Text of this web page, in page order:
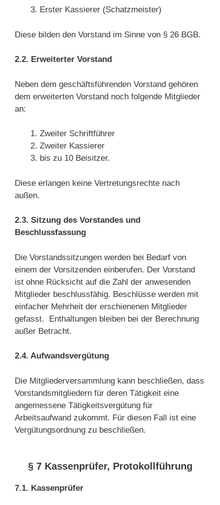
Erster Kassierer (Schatzmeister)
Diese bilden den Vorstand im Sinne von § 26 BGB.
2.2. Erweiterter Vorstand
Neben dem geschäftsführenden Vorstand gehören
dem erweiterten Vorstand noch folgende Mitglieder
an:
Zweiter Schriftführer
Zweiter Kassierer
bis zu 10 Beisitzer.
Diese erlangen keine Vertretungsrechte nach
außen.
2.3. Sitzung des Vorstandes und
Beschlussfassung
Die Vorstandssitzungen werden bei Bedarf von
einem der Vorsitzenden einberufen. Der Vorstand
ist ohne Rücksicht auf die Zahl der anwesenden
Mitglieder beschlussfähig. Beschlüsse werden mit
einfacher Mehrheit der erschienenen Mitglieder
gefasst. Enthaltungen bleiben bei der Berechnung
außer Betracht.
2.4. Aufwandsvergütung
Die Mitgliederversammlung kann beschließen, dass
Vorstandsmitgliedern für deren Tätigkeit eine
angemessene Tätigkeitsvergütung für
Arbeitsaufwand zukommt. Für diesen Fall ist eine
Vergütungsordnung zu beschließen.
§ 7 Kassenprüfer, Protokollführung
7.1. Kassenprüfer